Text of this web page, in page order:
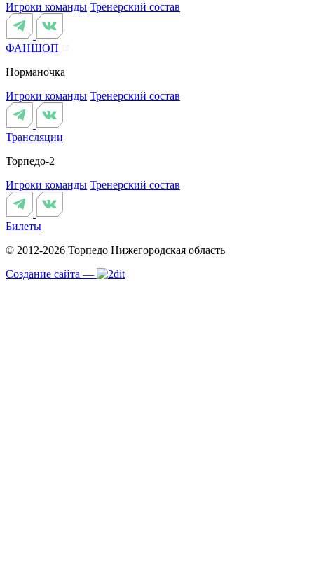
Игроки команды Тренерский состав
ФАНШОП
Норманочка
Игроки команды Тренерский состав
Трансляции
Торпедо-2
Игроки команды Тренерский состав
Билеты
© 2012-2026 Торпедо Нижегородская область
Создание сайта —